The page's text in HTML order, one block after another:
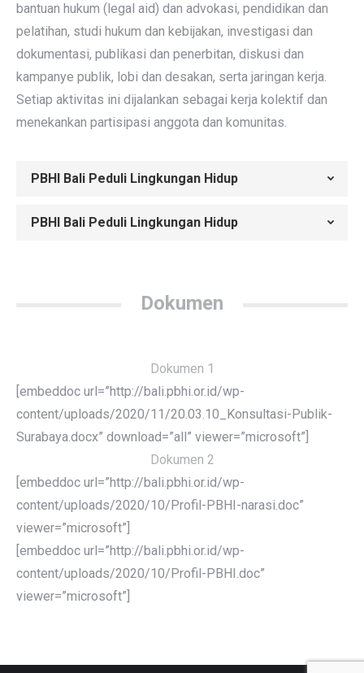
bantuan hukum (legal aid) dan advokasi, pendidikan dan
pelatihan, studi hukum dan kebijakan, investigasi dan
dokumentasi, publikasi dan penerbitan, diskusi dan
kampanye publik, lobi dan desakan, serta jaringan kerja.
Setiap aktivitas ini dijalankan sebagai kerja kolektif dan
menekankan partisipasi anggota dan komunitas.
PBHI Bali Peduli Lingkungan Hidup
PBHI Bali Peduli Lingkungan Hidup
Dokumen
Dokumen 1
[embeddoc url=”http://bali.pbhi.or.id/wp-
content/uploads/2020/11/20.03.10_Konsultasi-Publik-
Surabaya.docx” download=”all” viewer=”microsoft”]
Dokumen 2
[embeddoc url=”http://bali.pbhi.or.id/wp-
content/uploads/2020/10/Profil-PBHI-narasi.doc”
viewer=”microsoft”]
[embeddoc url=”http://bali.pbhi.or.id/wp-
content/uploads/2020/10/Profil-PBHI.doc”
viewer=”microsoft”]